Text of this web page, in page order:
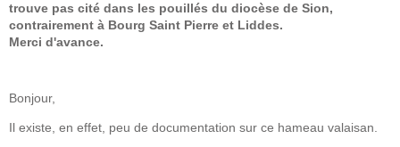
trouve pas cité dans les pouillés du diocèse de Sion,
contrairement à Bourg Saint Pierre et Liddes.
Merci d'avance.
Bonjour,
Il existe, en effet, peu de documentation sur ce hameau valaisan.